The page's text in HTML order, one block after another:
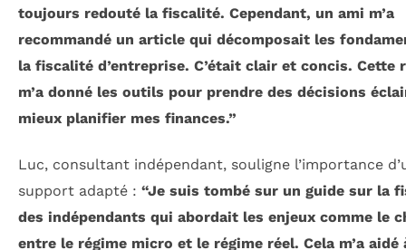
toujours redouté la fiscalité. Cependant, un ami m’a
recommandé un article qui décomposait les
la fiscalité d’entreprise. C’était clair et concis. Cette
m’a donné les outils pour prendre des décisions
mieux planifier mes finances.”
Luc, consultant indépendant, souligne l’importance
support adapté : “Je suis tombé sur un guide sur la
des indépendants qui abordait les enjeux comme le
entre le régime micro et le régime réel. Cela m’a aidé